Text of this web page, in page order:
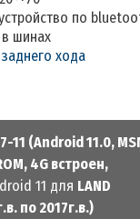
по
шинах
хода
11 (Android 11.0,
4G встроен,
11 для LAND
по 2017г.в.)